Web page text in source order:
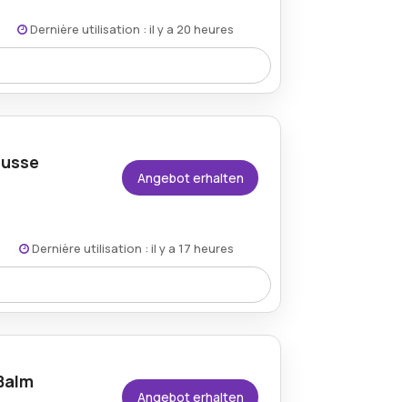
Dernière utilisation : il y a 20 heures
und bietet Duftliebhabern einen
von Parfuemerie.
Angebot erhalten
Dernière utilisation : il y a 17 heures
von 20% durch die Aktionspreise auf
Angebot erhalten